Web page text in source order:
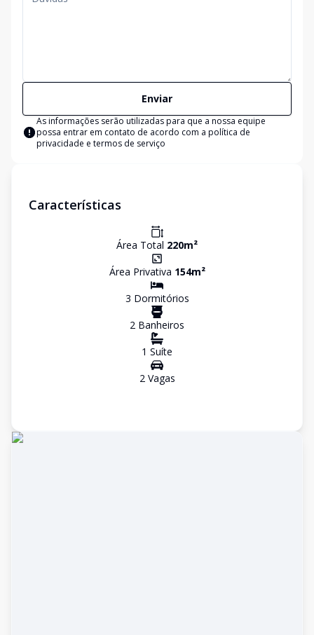
Enviar
As informações serão utilizadas para que a nossa equipe
possa entrar em contato de acordo com a política de
privacidade e termos de serviço
Características
Área Total 220m²
Área Privativa 154m²
3 Dormitórios
2 Banheiros
1 Suíte
2Vagas